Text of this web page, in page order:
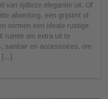
van tijdloze elegantie uit. Of
afwerking, een grijstint of
vormen een ideale rustige
ruimte om extra uit te
sanitair en accessoires, om
[…]